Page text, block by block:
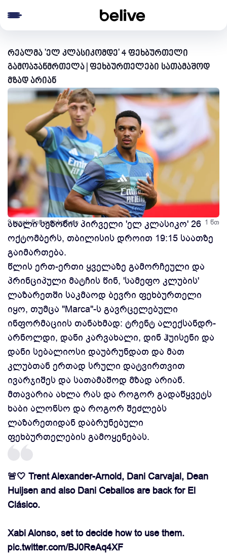
რეალმა 'ელ კლასიკომდე' 4 ფეხბურთელი
გამოაჯანმრთელა | ფეხბურთელები სათამაშოდ
მზად არიან
9 თვის წინ ფეხბურთი 1 წთ
ახალი სეზონის პირველი 'ელ კლასიკო' 26
ოქტომბერს, თბილისის დროით 19:15 საათზე
გაიმართება.
წლის ერთ-ერთი ყველაზე გამორჩეული და
პრინციპული მატჩის წინ, 'სამეფო კლუბის'
ლაზარეთში საკმაოდ ბევრი ფეხბურთელი
იყო, თუმცა "Marca"-ს გავრცელებული
ინფორმაციის თანახმად: ტრენტ ალექსანდრ-
არნოლდი, დანი კარვახალი, დინ ჰუისენი და
დანი სებალიოსი დაუბრუნდათ და მათ
კლუბთან ერთად სრული დატვირთვით
ივარჯიშეს და სათამაშოდ მზად არიან.
მთავარია ახლა რას და როგორ გადაწყვეტს
ხაბი ალონსო და როგორ შეძლებს
ლაზარეთიდან დაბრუნებული
ფეხბურთელების გამოყენებას.
🚨🤍 Trent Alexander-Arnold, Dani Carvajal, Dean
Huijsen and also Dani Ceballos are back for El
Clásico.
Xabi Alonso, set to decide how to use them.
pic.twitter.com/BJ0ReAq4XF